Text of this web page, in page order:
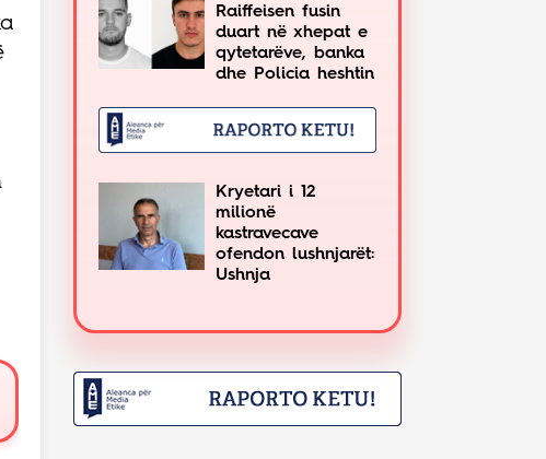
Raiffeisen fusin
duart në xhepat e
qytetarëve, banka
dhe Policia heshtin
Kryetari i 12
milionë
kastravecave
ofendon lushnjarët:
Ushnja